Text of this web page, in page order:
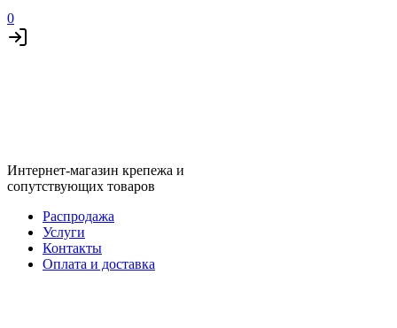
0
Интернет-магазин крепежа и
сопутствующих товаров
Распродажа
Услуги
Контакты
Оплата и доставка